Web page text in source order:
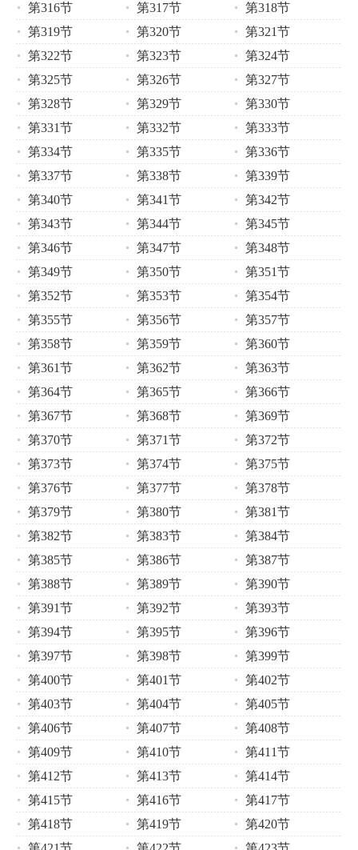
第316节
第317节
第318节
第319节
第320节
第321节
第322节
第323节
第324节
第325节
第326节
第327节
第328节
第329节
第330节
第331节
第332节
第333节
第334节
第335节
第336节
第337节
第338节
第339节
第340节
第341节
第342节
第343节
第344节
第345节
第346节
第347节
第348节
第349节
第350节
第351节
第352节
第353节
第354节
第355节
第356节
第357节
第358节
第359节
第360节
第361节
第362节
第363节
第364节
第365节
第366节
第367节
第368节
第369节
第370节
第371节
第372节
第373节
第374节
第375节
第376节
第377节
第378节
第379节
第380节
第381节
第382节
第383节
第384节
第385节
第386节
第387节
第388节
第389节
第390节
第391节
第392节
第393节
第394节
第395节
第396节
第397节
第398节
第399节
第400节
第401节
第402节
第403节
第404节
第405节
第406节
第407节
第408节
第409节
第410节
第411节
第412节
第413节
第414节
第415节
第416节
第417节
第418节
第419节
第420节